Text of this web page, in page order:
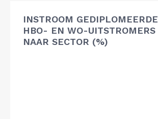
INSTROOM GEDIPLOMEERDE
HBO- EN WO-UITSTROMERS
NAAR SECTOR (%)